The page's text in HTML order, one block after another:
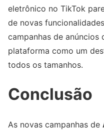
eletrônico no TikTok
de novas
campanhas de anúncios
plataforma como um
todos os tamanhos.
Conclusão
As novas campanhas de